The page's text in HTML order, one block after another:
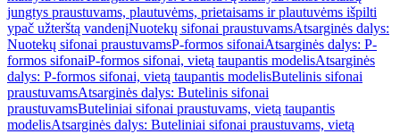
jungtys praustuvams, plautuvėms, prietaisams ir plautuvėms išpilti
ypač užterštą vandenįNuotekų sifonai praustuvamsAtsarginės dalys:
Nuotekų sifonai praustuvamsP-formos sifonaiAtsarginės dalys: P-
formos sifonaiP-formos sifonai, vietą taupantis modelisAtsarginės
dalys: P-formos sifonai, vietą taupantis modelisButelinis sifonai
praustuvamsAtsarginės dalys: Butelinis sifonai
praustuvamsButeliniai sifonai praustuvams, vietą taupantis
modelisAtsarginės dalys: Buteliniai sifonai praustuvams, vietą